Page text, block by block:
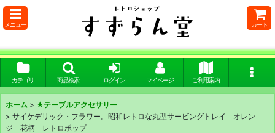
メニュー カート
カテゴリ 商品検索 ログイン マイページ ご利用案内
ホーム > ★テーブルアクセサリー
> サイケデリック・フラワー。昭和レトロな丸型サービングトレイ オレン
ジ 花柄 レトロポップ